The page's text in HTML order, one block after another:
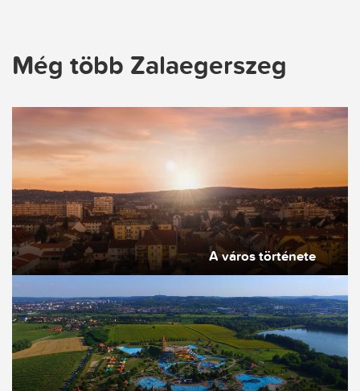
Még több Zalaegerszeg
A város története